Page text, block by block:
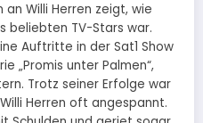
an Willi Herren zeigt, wie
beliebten TV-Stars war.
Auftritte in der Sat1 Show
„Promis unter Palmen“,
Trotz seiner Erfolge war
Herren oft angespannt.